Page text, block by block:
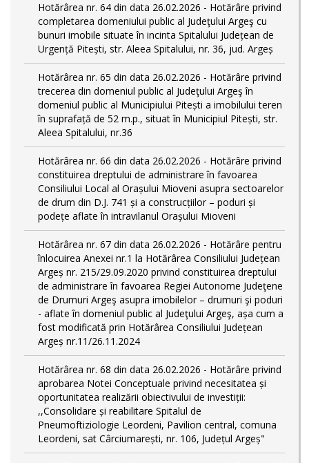
Hotărârea nr. 64 din data 26.02.2026 - Hotărâre privind
completarea domeniului public al Judeţului Argeş cu
bunuri imobile situate în incinta Spitalului Județean de
Urgență Pitești, str. Aleea Spitalului, nr. 36, jud. Argeș
Hotărârea nr. 65 din data 26.02.2026 - Hotărâre privind
trecerea din domeniul public al Judeţului Argeş în
domeniul public al Municipiului Pitești a imobilului teren
în suprafață de 52 m.p., situat în Municipiul Pitești, str.
Aleea Spitalului, nr.36
Hotărârea nr. 66 din data 26.02.2026 - Hotărâre privind
constituirea dreptului de administrare în favoarea
Consiliului Local al Orașului Mioveni asupra sectoarelor
de drum din D.J. 741 și a construcțiilor – poduri și
podețe aflate în intravilanul Orașului Mioveni
Hotărârea nr. 67 din data 26.02.2026 - Hotărâre pentru
înlocuirea Anexei nr.1 la Hotărârea Consiliului Județean
Argeș nr. 215/29.09.2020 privind constituirea dreptului
de administrare în favoarea Regiei Autonome Judeţene
de Drumuri Argeş asupra imobilelor – drumuri şi poduri
- aflate în domeniul public al Judeţului Argeş, așa cum a
fost modificată prin Hotărârea Consiliului Județean
Argeș nr.11/26.11.2024
Hotărârea nr. 68 din data 26.02.2026 - Hotărâre privind
aprobarea Notei Conceptuale privind necesitatea și
oportunitatea realizării obiectivului de investiții:
,,Consolidare și reabilitare Spitalul de
Pneumoftiziologie Leordeni, Pavilion central, comuna
Leordeni, sat Cârciumarești, nr. 106, Județul Argeș"